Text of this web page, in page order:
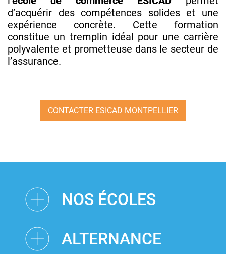
d’acquérir des compétences solides et une
expérience concrète. Cette formation
constitue un tremplin idéal pour une carrière
polyvalente et prometteuse dans le secteur de
l’assurance.
CONTACTER ESICAD MONTPELLIER
NOS ÉCOLES
ALTERNANCE